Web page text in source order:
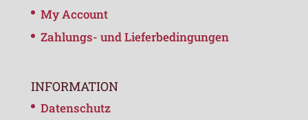
My Account
Zahlungs- und Lieferbedingungen
INFORMATION
Datenschutz